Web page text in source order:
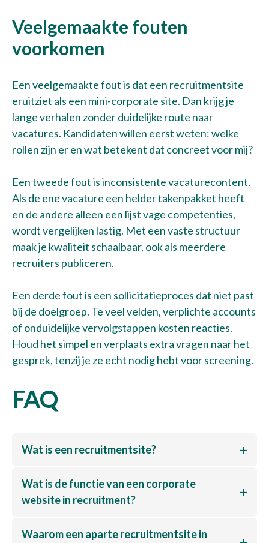
Veelgemaakte fouten
voorkomen
Een veelgemaakte fout is dat een recruitmentsite
eruitziet als een mini-corporate site. Dan krijg je
lange verhalen zonder duidelijke route naar
vacatures. Kandidaten willen eerst weten: welke
rollen zijn er en wat betekent dat concreet voor mij?
Een tweede fout is inconsistente vacaturecontent.
Als de ene vacature een helder takenpakket heeft
en de andere alleen een lijst vage competenties,
wordt vergelijken lastig. Met een vaste structuur
maak je kwaliteit schaalbaar, ook als meerdere
recruiters publiceren.
Een derde fout is een sollicitatieproces dat niet past
bij de doelgroep. Te veel velden, verplichte accounts
of onduidelijke vervolgstappen kosten reacties.
Houd het simpel en verplaats extra vragen naar het
gesprek, tenzij je ze echt nodig hebt voor screening.
FAQ
Wat is een recruitmentsite?
Wat is de functie van een corporate
website in recruitment?
Waarom een aparte recruitmentsite in